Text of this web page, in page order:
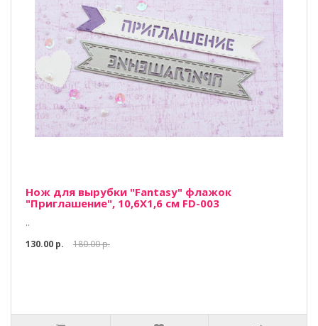
Нож для вырубки "Fantasy" флажок
"Приглашение", 10,6Х1,6 см FD-003
..
130.00 р.
180.00 р.